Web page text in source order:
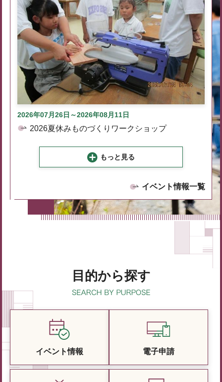
2026年07月26日～2026年08月11日
2026夏休みものづくりワークショップ
もっと見る
イベント情報一覧
目的から探す
イベント情報 電子申請